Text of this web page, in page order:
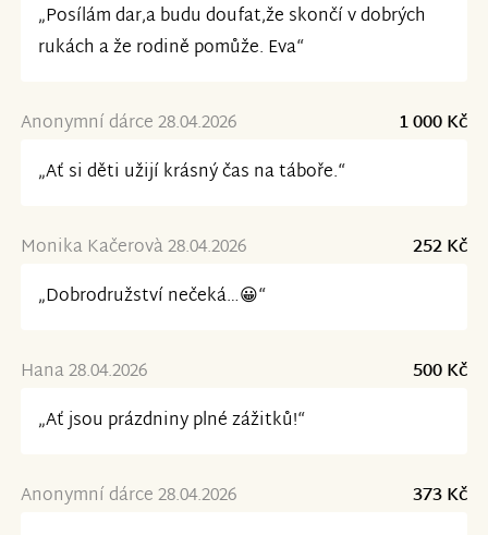
„Posílám dar,a budu doufat,že skončí v dobrých
rukách a že rodině pomůže. Eva“
Anonymní dárce 28.04.2026
1 000 Kč
„Ať si děti užijí krásný čas na táboře.“
Monika Kačerovà 28.04.2026
252 Kč
„Dobrodružství nečeká…😀“
Hana 28.04.2026
500 Kč
„Ať jsou prázdniny plné zážitků!“
Anonymní dárce 28.04.2026
373 Kč